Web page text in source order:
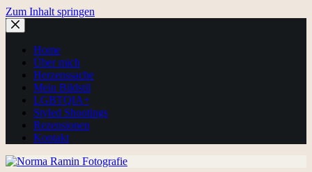
Zum Inhalt springen
Home
Über mich
Herzenssache
Mein Bildstil
LGBTQIA+
Styled Shootings
Rezensionen
Kontakt